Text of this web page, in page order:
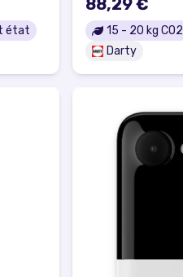
état
88,29 €
15 - 20 kg CO2
Darty